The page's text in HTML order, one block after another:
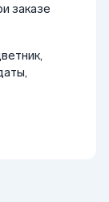
заказе